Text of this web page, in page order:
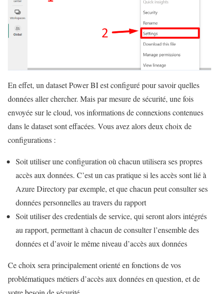
En effet, un dataset Power BI est configuré pour savoir quelles
données aller chercher. Mais par mesure de sécurité, une fois
envoyée sur le cloud, vos informations de connexions contenues
dans le dataset sont effacées. Vous avez alors deux choix de
configurations :
Soit utiliser une configuration où chacun utilisera ses propres
accès aux données. C’est un cas pratique si les accès sont lié à
Azure Directory par exemple, et que chacun peut consulter ses
données personnelles au travers du rapport
Soit utiliser des credentials de service, qui seront alors intégrés
au rapport, permettant à chacun de consulter l’ensemble des
données et d’avoir le même niveau d’accès aux données
Ce choix sera principalement orienté en fonctions de vos
problématiques métiers d’accès aux données en question, et de